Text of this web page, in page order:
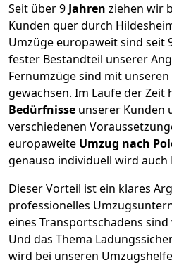
Seit über9 Jahren ziehen wir
Kunden quer durch
Umzüge europaweit sind seit
fester Bestandteil unserer
Fernumzüge sind mit
gewachsen. Im Laufe der Zeit
Bedürfnisse unserer Kunden
verschiedenen
europaweite Umzug nach
genauso individuell wird
Dieser Vorteil ist ein klares
professionelles
eines Transportschadens
Und das Thema
wird bei unseren